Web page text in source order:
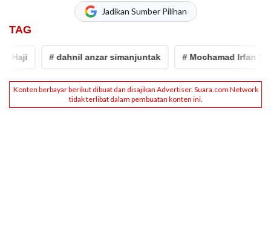
Jadikan Sumber Pilihan
TAG
# dahnil anzar simanjuntak # Mochamad Irfan Yusuf